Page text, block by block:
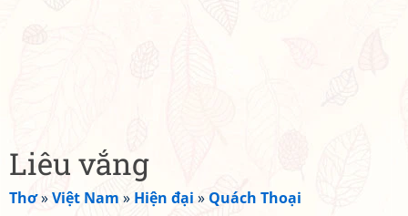
Liêu vắng
Thơ»Việt Nam » Hiện đại » Quách Thoại